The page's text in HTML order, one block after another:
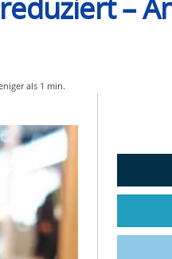
–
als 1 min.